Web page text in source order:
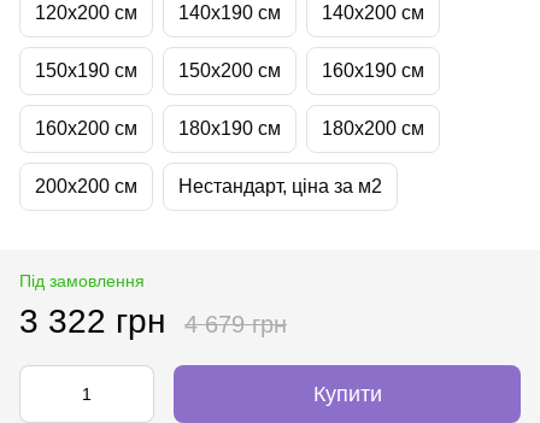
120х200 см 140х190 см 140х200 см
150х190 см 150х200 см 160х190 см
160х200 см 180х190 см 180х200 см
200х200 см Нестандарт, ціна за м2
Під замовлення
3 322 грн 4 679 грн
Купити